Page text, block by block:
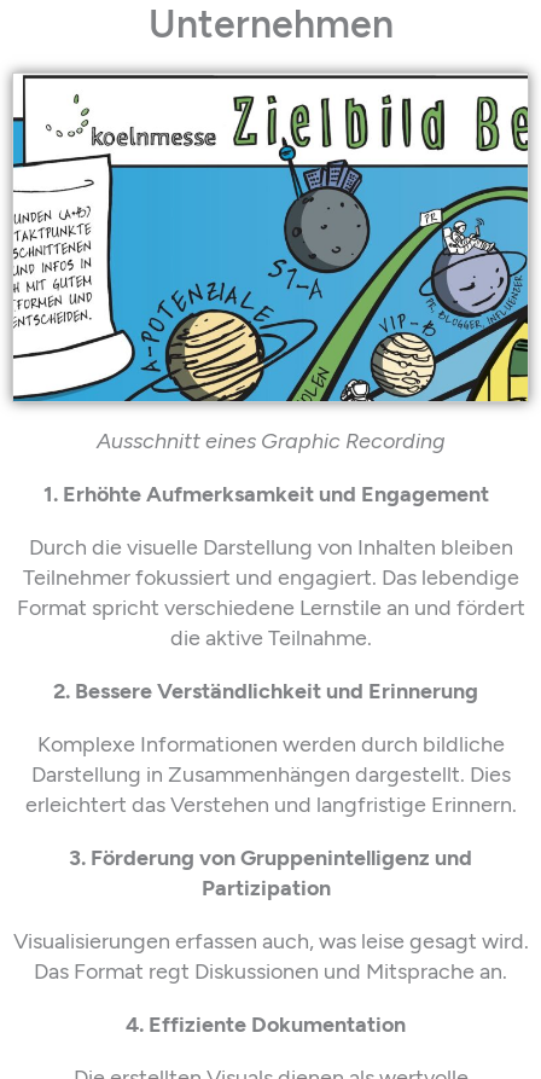
Unternehmen
Ausschnitt eines Graphic Recording
1. Erhöhte Aufmerksamkeit und Engagement
Durch die visuelle Darstellung von Inhalten bleiben
Teilnehmer fokussiert und engagiert. Das lebendige
Format spricht verschiedene Lernstile an und fördert
die aktive Teilnahme.
2. Bessere Verständlichkeit und Erinnerung
Komplexe Informationen werden durch bildliche
Darstellung in Zusammenhängen dargestellt. Dies
erleichtert das Verstehen und langfristige Erinnern.
3. Förderung vonGruppenintelligenz und
Partizipation
Visualisierungen erfassen auch, was leise gesagt wird.
Das Format regt Diskussionen und Mitsprache an.
4. Effiziente Dokumentation